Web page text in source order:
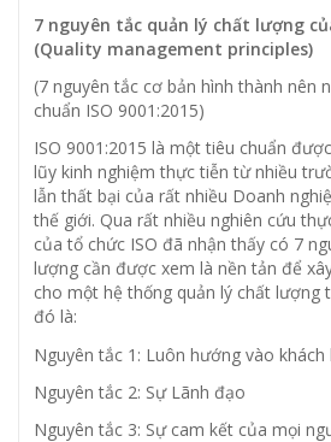
7 nguyên tắc quản lý chất lượng
(Quality management principles)
(7 nguyên tắc cơ bản hình thành nên
chuẩn ISO 9001:2015)
ISO 9001:2015 là một tiêu chuẩn
lũy kinh nghiệm thực tiễn từ nhiều
lẫn thất bại của rất nhiều Doanh
thế giới. Qua rất nhiều nghiên cứu
của tổ chức ISO đã nhận thấy có 7
lượng cần được xem là nền tản để
cho một hệ thống quản lý chất lượng
đó là:
Nguyên tắc 1: Luôn hướng vào khách
Nguyên tắc 2: Sự Lãnh đạo
Nguyên tắc 3: Sự cam kết của mọi